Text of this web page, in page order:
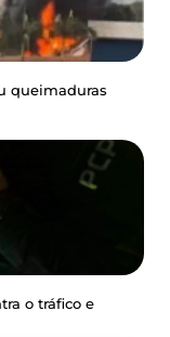
queimaduras
o tráfico e